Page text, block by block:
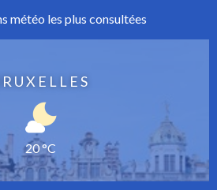
météo les plus consultées
20 °C